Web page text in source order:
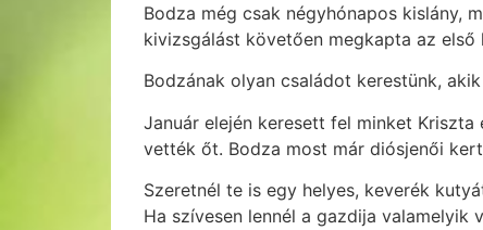
Bodza még csak négyhónapos kislány,
kivizsgálást követően megkapta az
Bodzának olyan családot kerestünk,
Január elején keresett fel minket
vették őt. Bodza most már diósjenői
Szeretnél te is egy helyes, keverék
Ha szívesen lennél a gazdija